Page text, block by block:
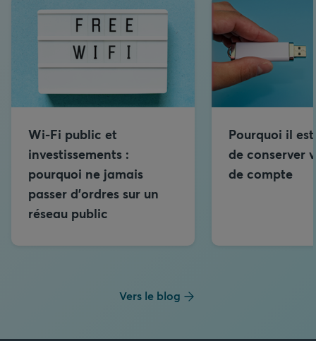
Wi-Fi public et
investissements :
pourquoi ne jamais
passer d’ordres sur un
réseau public
Pourquoi il
de conserver
de compte
Vers le blog